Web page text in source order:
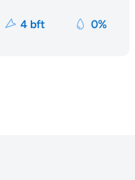
4 bft 0%